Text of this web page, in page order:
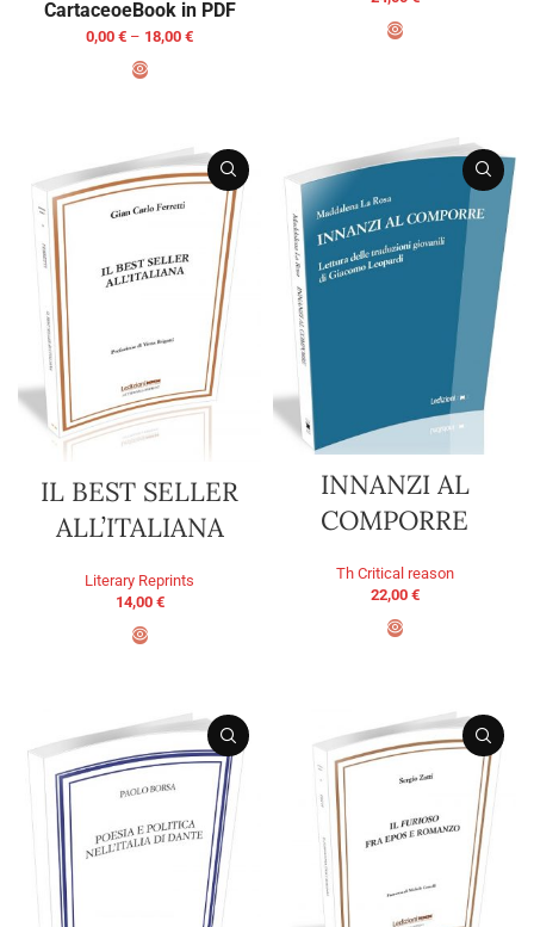
CartaceoeBook in PDF
0,00 € – 18,00 €
IL BEST SELLER
ALL’ITALIANA
Literary Reprints
14,00 €
INNANZI AL
COMPORRE
Th Critical reason
22,00 €